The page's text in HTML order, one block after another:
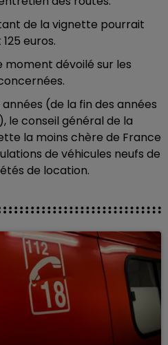
de la vignette pourrait
euros.
moment dévoilé sur les
(de la fin des années
le conseil général de la
la moins chère de France
de véhicules neufs de
de location.